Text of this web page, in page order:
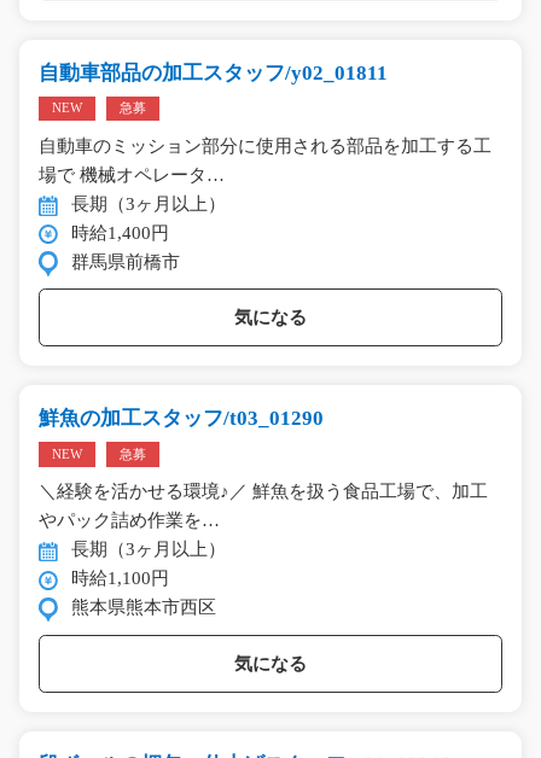
自動車部品の加工スタッフ/y02_01811
NEW 急募
自動車のミッション部分に使用される部品を加工する工
場で 機械オペレータ…
長期（3ヶ月以上）
時給1,400円
群馬県前橋市
気になる
鮮魚の加工スタッフ/t03_01290
NEW 急募
＼経験を活かせる環境♪／ 鮮魚を扱う食品工場で、加工
やパック詰め作業を…
長期（3ヶ月以上）
時給1,100円
熊本県熊本市西区
気になる